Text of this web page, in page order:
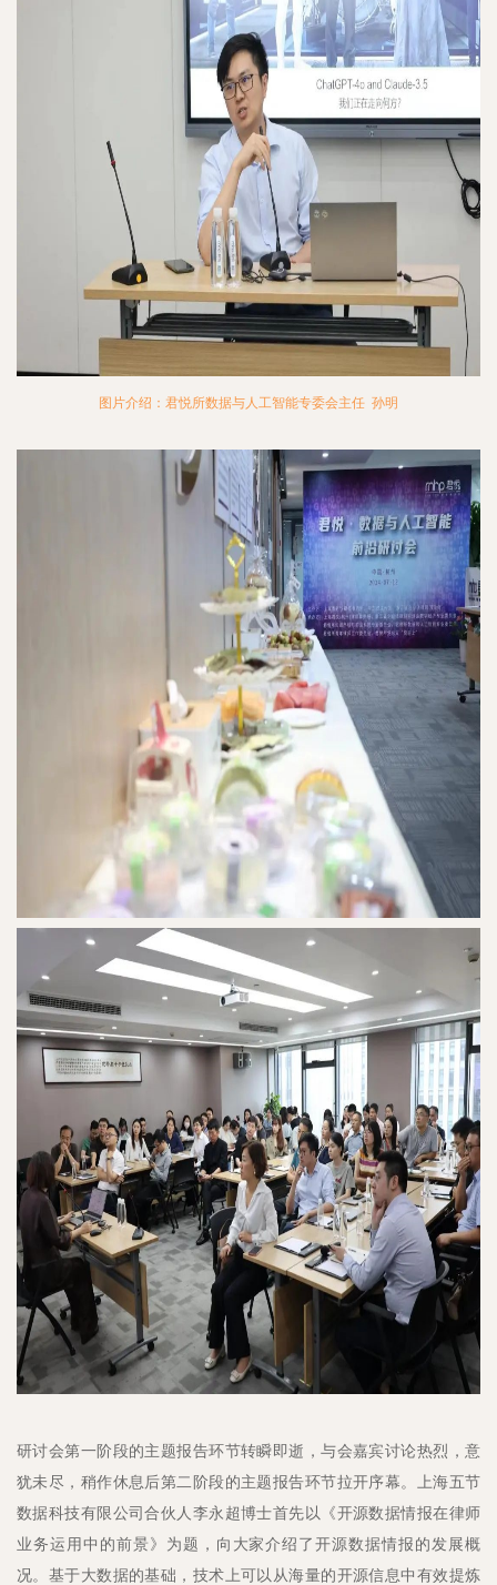
图片介绍：君悦所数据与人工智能专委会主任 孙明
研讨会第一阶段的主题报告环节转瞬即逝，与会嘉宾讨论热烈，意
犹未尽，稍作休息后第二阶段的主题报告环节拉开序幕。上海五节
数据科技有限公司合伙人李永超博士首先以《开源数据情报在律师
业务运用中的前景》为题，向大家介绍了开源数据情报的发展概
况。基于大数据的基础，技术上可以从海量的开源信息中有效提炼